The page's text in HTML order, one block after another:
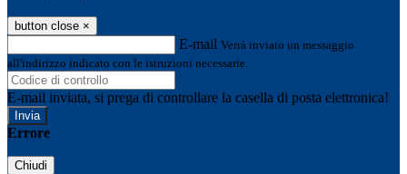
button close ×
E-mail Verrà inviato un messaggio
all'indirizzo indicato con le istruzioni necessarie.
E-mail inviata, si prega di controllare la casella di posta elettronica!
Errore
Chiudi